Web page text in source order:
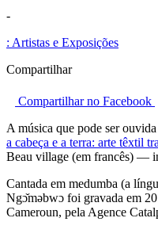
-
: Artistas e Exposições
Compartilhar
Compartilhar no Facebook
A música que pode ser
a cabeça e a terra: arte têxtil
Beau village (em francês) —
Cantada em medumba (a
Ngɔ̌məbwɔ foi gravada em
Cameroun, pela Agence